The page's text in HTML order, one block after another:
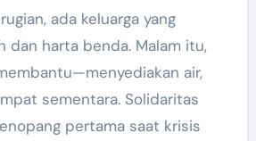
ada keluarga yang
dan harta benda. Malam itu,
air,
sementara. Solidaritas
pertama saat krisis